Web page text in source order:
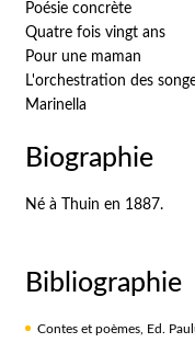
Poésie concrète
Quatre fois vingt ans
Pour une maman
L'orchestration des
Marinella
Biographie
Né à Thuin en 1887.
Bibliographie
Contes et poèmes, Ed.